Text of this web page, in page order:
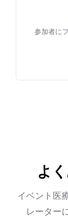
参加者に
よ
イベント医
レーター